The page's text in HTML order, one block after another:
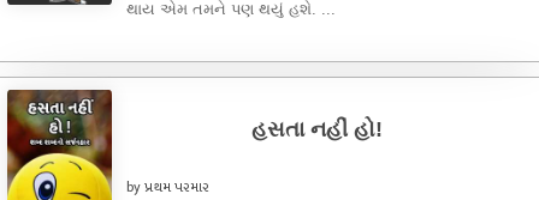
થાય એમ તમને પણ થયું હશે. ...
હસતા નહીં હો!
by પ્રથમ પરમાર